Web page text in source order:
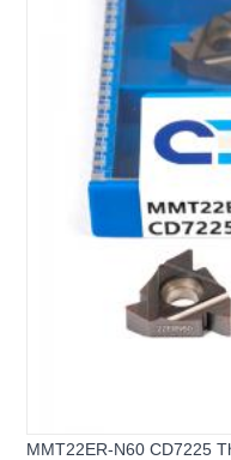
MMT22ER-N60 CD7225